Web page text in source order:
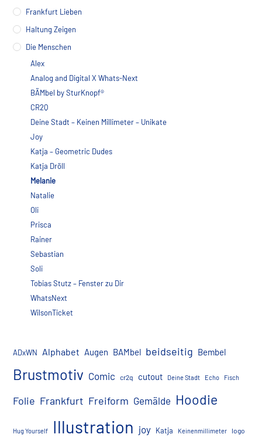
Frankfurt Lieben
Haltung Zeigen
Die Menschen
Alex
Analog and Digital X Whats-Next
BÄMbel by SturKnopf®
CR2Q
Deine Stadt – Keinen Millimeter – Unikate
Joy
Katja – Geometric Dudes
Katja Dröll
Melanie
Natalie
Oli
Prisca
Rainer
Sebastian
Soli
Tobias Stutz – Fenster zu Dir
WhatsNext
WilsonTicket
ADxWN Alphabet Augen BAMbel beidseitig Bembel
Brustmotiv Comic cr2q cutout Deine Stadt Echo Fisch
Folie Frankfurt Freiform Gemälde Hoodie
Hug Yourself Illustration joy Katja Keinenmillimeter logo